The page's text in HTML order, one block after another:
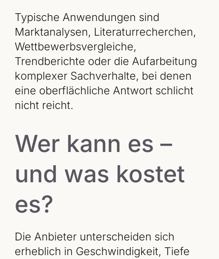
Typische Anwendungen sind
Marktanalysen, Literaturrecherchen,
Wettbewerbsvergleiche,
Trendberichte oder die Aufarbeitung
komplexer Sachverhalte, bei denen
eine oberflächliche Antwort schlicht
nicht reicht.
Wer kann es –
und was kostet
es?
Die Anbieter unterscheiden sich
erheblich in Geschwindigkeit, Tiefe